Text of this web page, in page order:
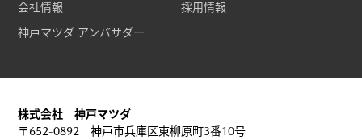
会社情報
採用情報
神戸マツダ アンバサダー
株式会社 神戸マツダ
〒652-0892 神戸市兵庫区東柳原町3番10号